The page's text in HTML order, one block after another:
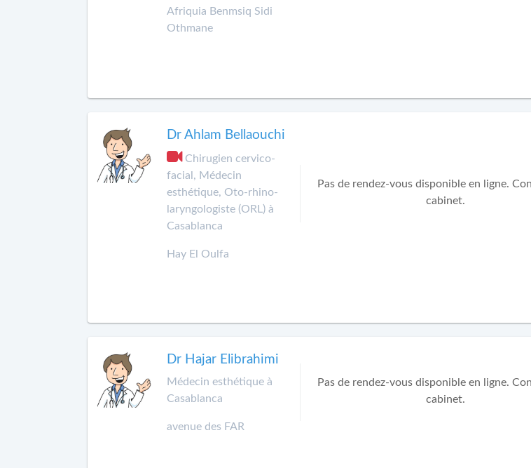
Afriquia Benmsiq Sidi
Othmane
Dr Ahlam Bellaouchi
Chirugien cervico-
facial, Médecin
esthétique, Oto-rhino-
laryngologiste (ORL) à
Casablanca
Hay El Oulfa
Pas de rendez-vous disponible en ligne.
cabinet.
Dr Hajar Elibrahimi
Médecin esthétique à
Casablanca
avenue des FAR
Pas de rendez-vous disponible en ligne.
cabinet.